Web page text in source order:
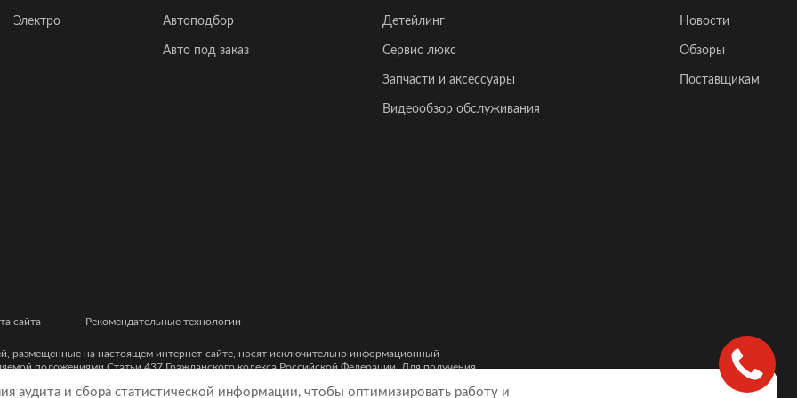
Электро Автоподбор
Авто под заказ
Детейлинг
Сервис люкс
Запчасти и аксессуары
Видеообзор обслуживания
Новости
Обзоры
Поставщикам
сайта Рекомендательные технологии
размещенные на настоящем интернет-сайте, носят исключительно информационный
положениями Статьи 437 Гражданского кодекса Российской Федерации. Для получения
характеристиками и цветовыми сочетаниями, а также точной стоимости автомобилей,
аудита и сбора статистической информации, чтобы оптимизировать работу и